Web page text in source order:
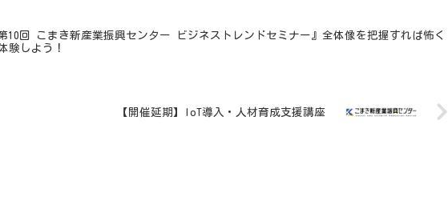
10回 こまき新産業振興センター ビジネストレンドセミナー』全体像を把握すれば怖く
験しよう！
【開催延期】IoT導入・人材育成支援講座